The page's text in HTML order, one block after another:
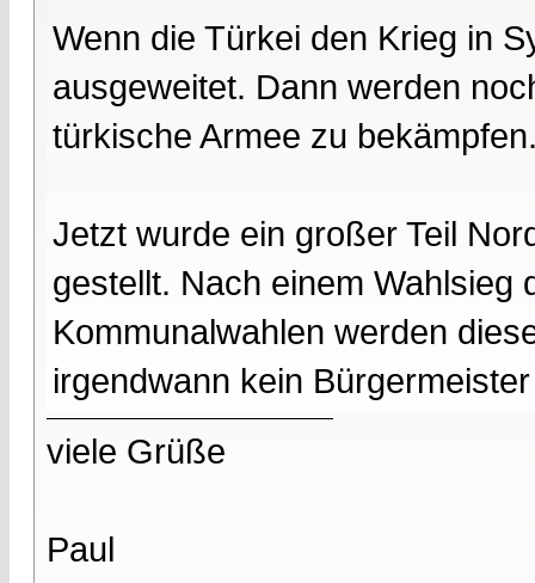
Wenn die Türkei den Krieg in
ausgeweitet. Dann werden
türkische Armee zu
Jetzt wurde ein großer Teil
gestellt. Nach einem Wahlsieg
Kommunalwahlen werden
irgendwann kein
viele Grüße
Paul